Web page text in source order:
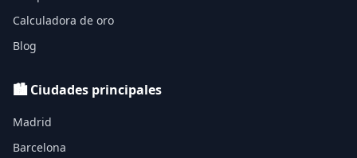
Calculadora de oro
Blog
🏙️ Ciudades principales
Madrid
Barcelona